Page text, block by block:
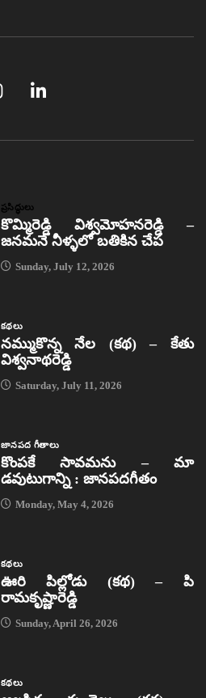
ప్రసిద్ధులు
కొమ్మిరెడ్డి విశ్వమోహనరెడ్డి –
జనమనే నీళ్ళలో బతికిన చేప
Sunday, July 12, 2026
కథలు
నమ్ముకొన్న నేల (కథ) – కేతు
విశ్వనాథరెడ్డి
Saturday, July 11, 2026
జానపద గీతాలు
కొంపకే సావమను – మా
డవుటుగాన్ని : జానపదగీతం
Monday, May 4, 2026
కథలు
ఊరి పిల్లోడు (కథ) – పి
రామకృష్ణారెడ్డి
Sunday, April 26, 2026
కథలు